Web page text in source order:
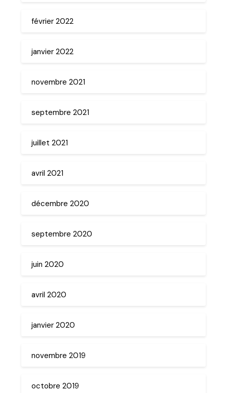
février 2022
janvier 2022
novembre 2021
septembre 2021
juillet 2021
avril 2021
décembre 2020
septembre 2020
juin 2020
avril 2020
janvier 2020
novembre 2019
octobre 2019